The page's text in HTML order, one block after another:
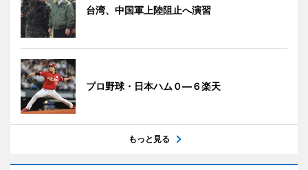
台湾、中国軍上陸阻止へ演習
プロ野球・日本ハム０―６楽天
もっと見る